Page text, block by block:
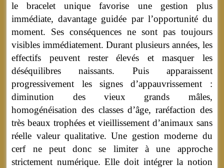
le bracelet unique favorise une gestion plus
immédiate, davantage guidée par l’opportunité du
moment. Ses conséquences ne sont pas toujours
visibles immédiatement. Durant plusieurs années, les
effectifs peuvent rester élevés et masquer les
déséquilibres naissants. Puis apparaissent
progressivement les signes d’appauvrissement :
diminution des vieux grands mâles,
homogénéisation des classes d’âge, raréfaction des
très beaux trophées et vieillissement d’animaux sans
réelle valeur qualitative. Une gestion moderne du
cerf ne peut donc se limiter à une approche
strictement numérique. Elle doit intégrer la notion